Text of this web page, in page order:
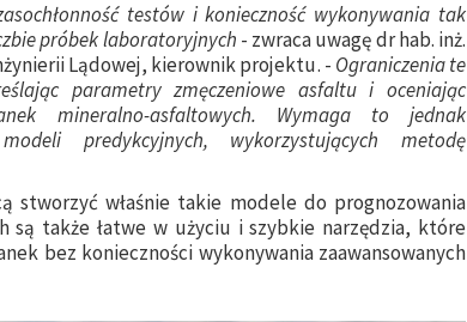
testów i konieczność wykonywania tak
próbek laboratoryjnych - zwraca uwagę dr hab. inż.
Lądowej, kierownik projektu. - Ograniczenia te
parametry zmęczeniowe asfaltu i oceniając
mineralno-asfaltowych. Wymaga to jednak
predykcyjnych, wykorzystujących metodę
stworzyć właśnie takie modele do prognozowania
są także łatwe w użyciu i szybkie narzędzia, które
bez konieczności wykonywania zaawansowanych